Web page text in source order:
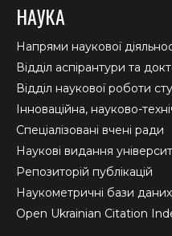
НАУКА
Напрями наукової
Відділ аспірантури та
Відділ наукової роботи
Інноваційна, науково-
Спеціалізовані вчені ради
Наукові видання
Репозиторій публікацій
Наукометричні бази даних
Open Ukrainian Citation